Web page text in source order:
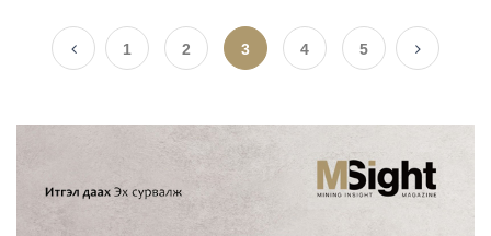
1 2 3 4 5